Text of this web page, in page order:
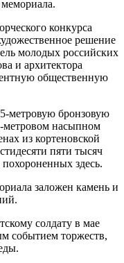
конкурса
решение
молодых российских
и архитектора
общественную
метровую бронзовую
метровом насыпном
из кортеновской
пяти тысяч
здесь.
заложен камень и
солдату в мае
событием торжеств,